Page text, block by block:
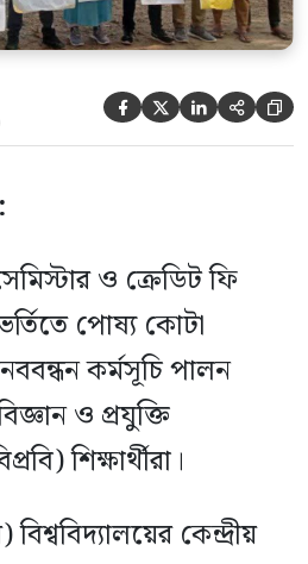
    
ও ক্রেডিট ফি
পোষ্য কোটা
কর্মসূচি পালন
ও প্রযুক্তি
শিক্ষার্থীরা।
কেন্দ্রীয়